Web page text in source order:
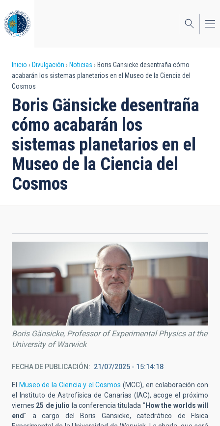
al
contenido
principal
Sobrescribir
enlaces
de
ayuda
a
la
navegación
Inicio Divulgación Noticias
Boris Gänsicke desentraña cómo
acabarán los sistemas planetarios en el Museo de la Ciencia del
Cosmos
Boris Gänsicke desentraña
cómo acabarán los
sistemas planetarios en el
Museo de la Ciencia del
Cosmos
Boris Gänsicke, Professor of Experimental Physics at the
University of Warwick
FECHA DE PUBLICACIÓN 21/07/2025 - 15:14:18
El Museo de la Ciencia y el Cosmos(MCC), en colaboración con
el Instituto de Astrofísica de Canarias (IAC), acoge el próximo
viernes 25 de julio la conferencia titulada " How the worlds will
end" a cargo del Boris Gänsicke, catedrático de Física